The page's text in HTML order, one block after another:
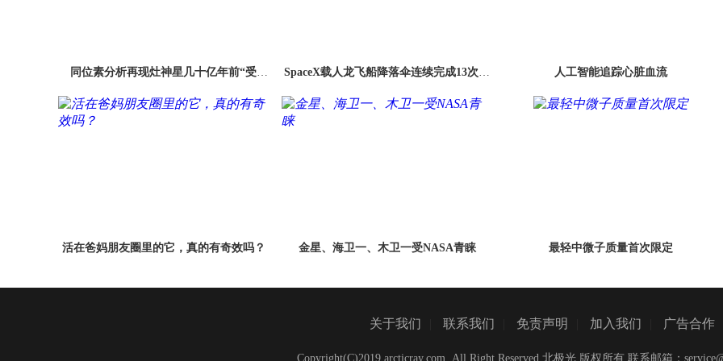
同位素分析再现灶神星几十亿年前“受
SpaceX载人龙飞船降落伞连续完成13次成
人工智能追踪心脏血流
活在爸妈朋友圈里的它，真的有奇效吗？ 金星、海卫一、木卫一受NASA青睐 最轻中微子质量首次限定
关于我们 联系我们 免责声明 加入我们 广告合作
Copyright(C)2019 arcticray.com ,All Right Reserved 北极光 版权所有 联系邮箱：